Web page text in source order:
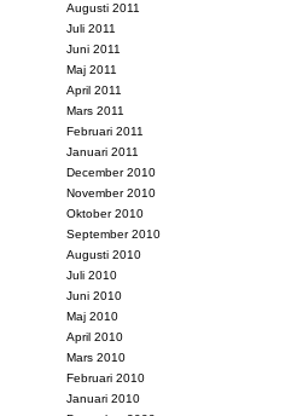
Augusti 2011
Juli 2011
Juni 2011
Maj 2011
April 2011
Mars 2011
Februari 2011
Januari 2011
December 2010
November 2010
Oktober 2010
September 2010
Augusti 2010
Juli 2010
Juni 2010
Maj 2010
April 2010
Mars 2010
Februari 2010
Januari 2010